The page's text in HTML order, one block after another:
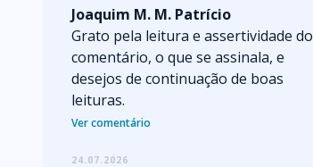
Joaquim M. M. Patrício
Grato pela leitura e assertividade do
comentário, o que se assinala, e
desejos de continuação de boas
leituras.
Ver comentário
24.07.2026